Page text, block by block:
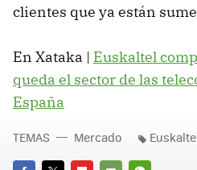
clientes que ya están
En Xataka | Euskaltel
queda el sector de las
España
TEMAS Mercado